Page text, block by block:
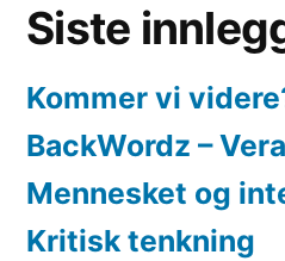
Siste
Kommer vi
BackWordz –
Mennesket og
Kritisk tenkning